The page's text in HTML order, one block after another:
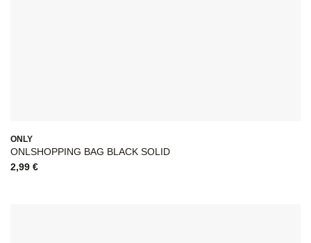
ONLY
ONLSHOPPING BAG BLACK SOLID
2,99 €